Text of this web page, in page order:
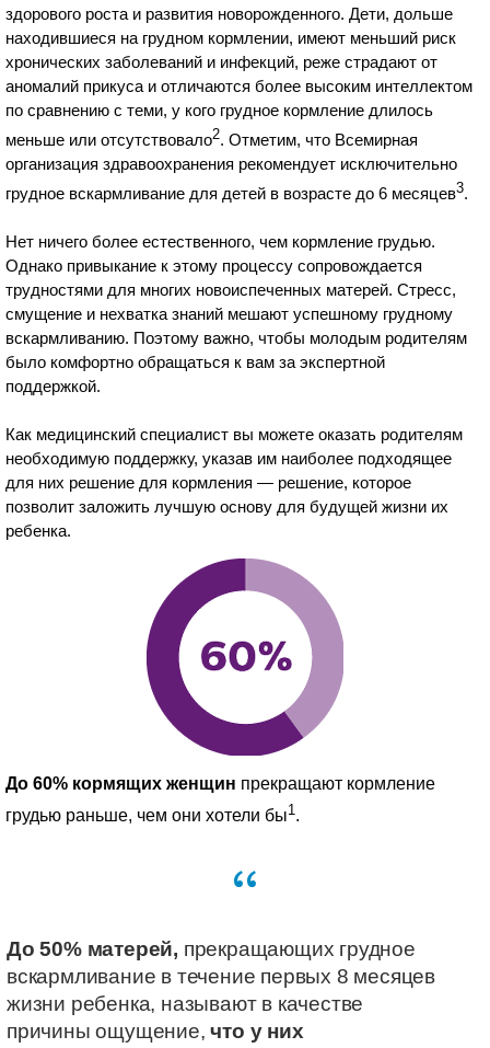
здорового роста и развития новорожденного. Дети, дольше
находившиеся на грудном кормлении, имеют меньший риск
хронических заболеваний и инфекций, реже страдают от
аномалий прикуса и отличаются более высоким интеллектом
по сравнению с теми, у кого грудное кормление длилось
меньше или отсутствовало2. Отметим, что Всемирная
организация здравоохранения рекомендует исключительно
грудное вскармливание для детей в возрасте до 6 месяцев3.
Нет ничего более естественного, чем кормление грудью.
Однако привыкание к этому процессу сопровождается
трудностями для многих новоиспеченных матерей. Стресс,
смущение и нехватка знаний мешают успешному грудному
вскармливанию. Поэтому важно, чтобы молодым родителям
было комфортно обращаться к вам за экспертной
поддержкой.
Как медицинский специалист вы можете оказать родителям
необходимую поддержку, указав им наиболее подходящее
для них решение для кормления — решение, которое
позволит заложить лучшую основу для будущей жизни их
ребенка.
До 60% кормящих женщин прекращают кормление
грудью раньше, чем они хотели бы1.
До 50% матерей, прекращающих грудное
вскармливание в течение первых 8 месяцев
жизни ребенка, называют в качестве
причины ощущение,что у них